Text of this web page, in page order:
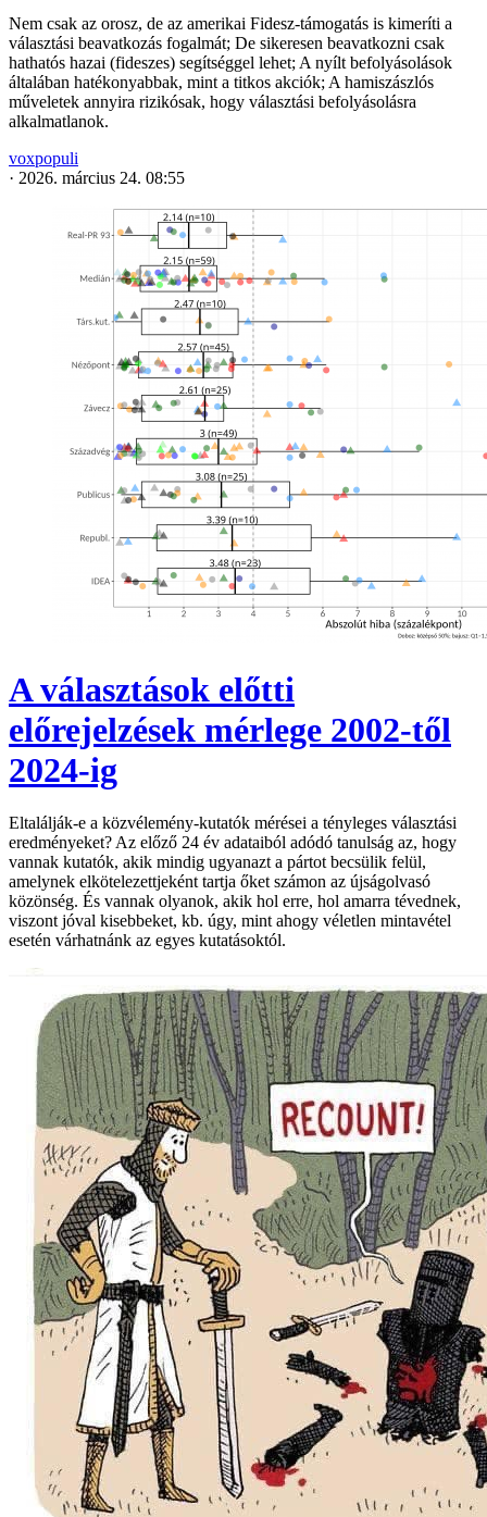
Nem csak az orosz, de az amerikai Fidesz-támogatás is kimeríti a
választási beavatkozás fogalmát; De sikeresen beavatkozni csak
hathatós hazai (fideszes) segítséggel lehet; A nyílt befolyásolások
általában hatékonyabbak, mint a titkos akciók; A hamiszászlós
műveletek annyira rizikósak, hogy választási befolyásolásra
alkalmatlanok.
voxpopuli
· 2026. március 24. 08:55
A választások előtti
előrejelzések mérlege 2002-től
2024-ig
Eltalálják-e a közvélemény-kutatók mérései a tényleges választási
eredményeket? Az előző 24 év adataiból adódó tanulság az, hogy
vannak kutatók, akik mindig ugyanazt a pártot becsülik felül,
amelynek elkötelezettjeként tartja őket számon az újságolvasó
közönség. És vannak olyanok, akik hol erre, hol amarra tévednek,
viszont jóval kisebbeket, kb. úgy, mint ahogy véletlen mintavétel
esetén várhatnánk az egyes kutatásoktól.